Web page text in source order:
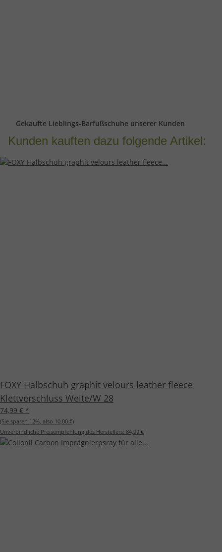
Gekaufte Lieblings-Barfußschuhe unserer Kunden
Kunden kauften dazu folgende Artikel:
FOXY Halbschuh graphit velours leather fleece
Klettverschluss Weite/W 28
74,99 € *
(Sie sparen 12%, also 10,00 €)
Unverbindliche Preisempfehlung des Herstellers: 84,99 €